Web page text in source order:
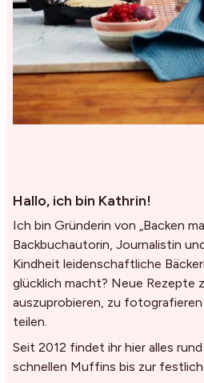
Hallo, ich bin Kathrin!
Ich bin Gründerin von „Backen
Backbuchautorin, Journalistin
Kindheit leidenschaftliche
glücklich macht? Neue Rezepte
auszuprobieren, zu
teilen.
Seit 2012 findet ihr hier alles
schnellen Muffins bis zur